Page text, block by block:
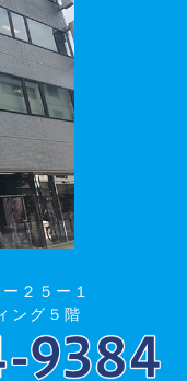
２５ー１
ング５階